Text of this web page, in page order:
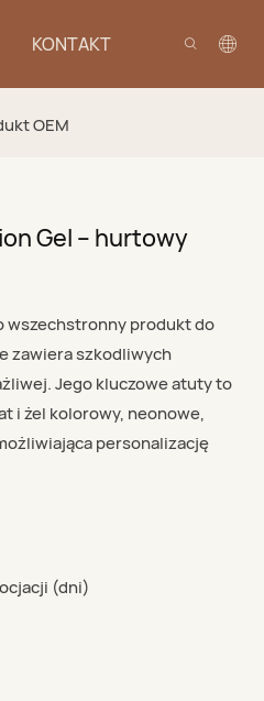
KONTAKT
OEM
Gel – hurtowy
wszechstronny produkt do
zawiera szkodliwych
Jego kluczowe atuty to
i żel kolorowy, neonowe,
personalizację
(dni)